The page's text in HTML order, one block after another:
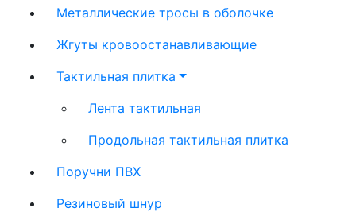
Металлические тросы в оболочке
Жгуты кровоостанавливающие
Тактильная плитка
Лента тактильная
Продольная тактильная плитка
Поручни ПВХ
Резиновый шнур